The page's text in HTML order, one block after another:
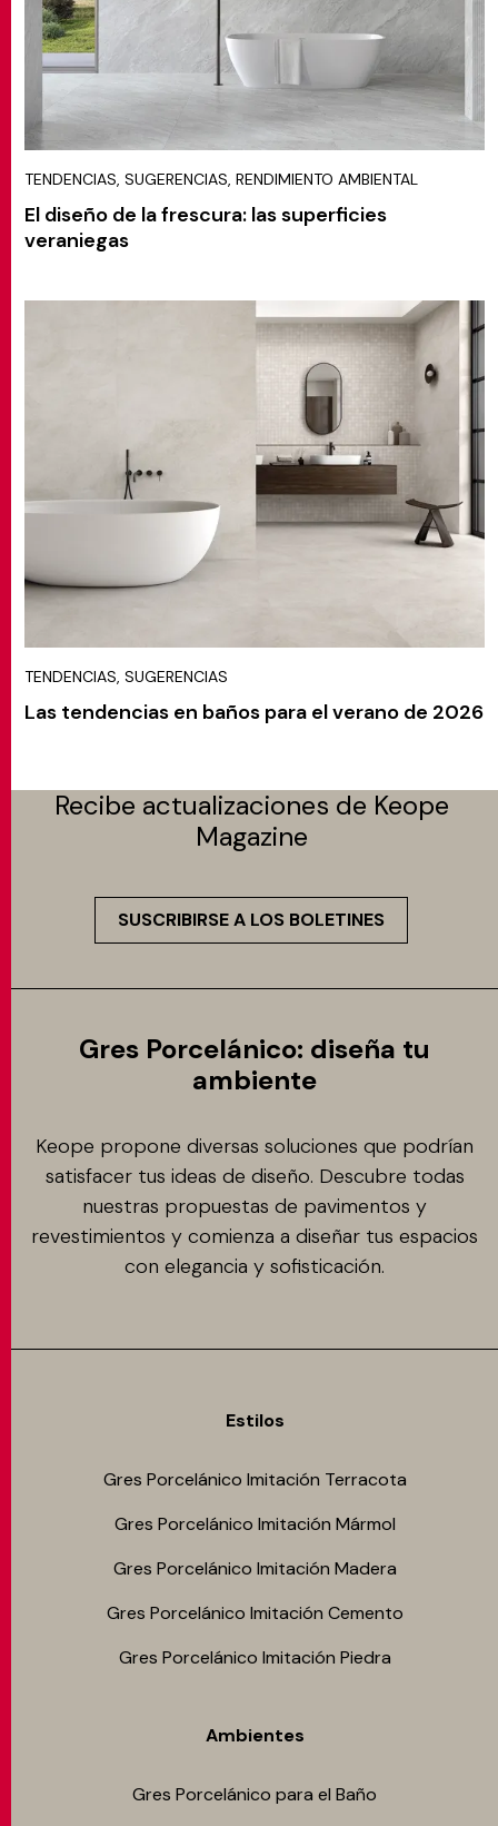
TENDENCIAS, SUGERENCIAS, RENDIMIENTO AMBIENTAL
El diseño de la frescura: las superficies
veraniegas
TENDENCIAS, SUGERENCIAS
Las tendencias en baños para el verano de 2026
Recibe actualizaciones de Keope
Magazine
SUSCRIBIRSE A LOS BOLETINES
Gres Porcelánico: diseña tu
ambiente
Keope propone diversas soluciones que podrían
satisfacer tus ideas de diseño. Descubre todas
nuestras propuestas de pavimentos y
revestimientos y comienza a diseñar tus espacios
con elegancia y sofisticación.
Estilos
Gres Porcelánico Imitación Terracota
Gres Porcelánico Imitación Mármol
Gres Porcelánico Imitación Madera
Gres Porcelánico Imitación Cemento
Gres Porcelánico Imitación Piedra
Ambientes
Gres Porcelánico para el Baño